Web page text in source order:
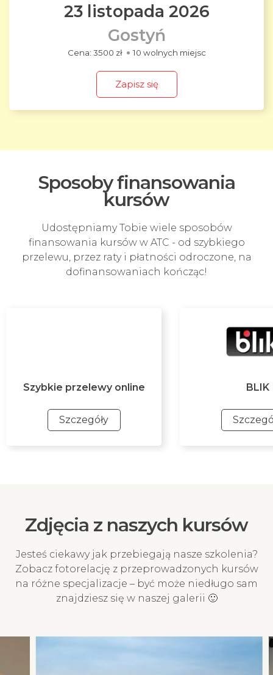
23 listopada 2026
Gostyń
3500 zł 10 wolnych miejsc
Zapisz się
Sposoby finansowania
kursów
Udostępniamy Tobie wiele sposobów
finansowania kursów w ATC - od szybkiego
przelewu, przez raty i płatności odroczone, na
dofinansowaniach kończąc!
Szybkie przelewy online
Szczegóły
płatności gwarantuje
natychmiastowe księgowanie
Twojego zapisu na kurs!
BLIK
księgowanie
potwierdzenie
Zdjęcia z naszych kursów
Jesteś ciekawy jak przebiegają nasze szkolenia?
Zobacz fotorelację z przeprowadzonych kursów
na różne specjalizacje – być może niedługo sam
znajdziesz się w naszej galerii 🙂